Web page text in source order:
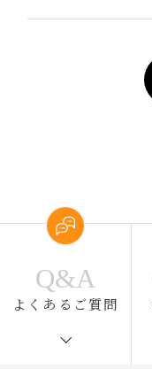
Q&A
よくあるご質問